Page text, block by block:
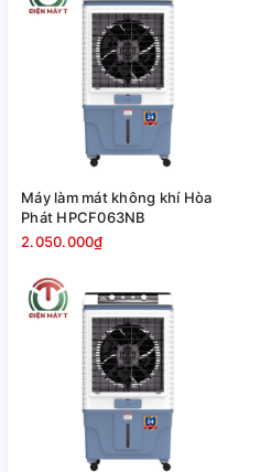
Máy làm mát không khí Hòa
Phát HPCF063NB
2.050.000₫